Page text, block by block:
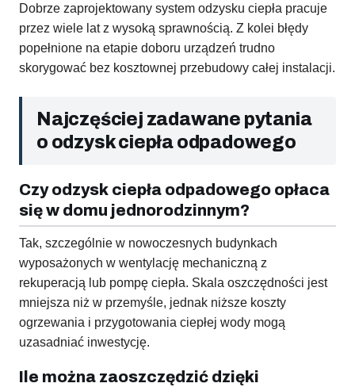
Dobrze zaprojektowany system odzysku ciepła pracuje
przez wiele lat z wysoką sprawnością. Z kolei błędy
popełnione na etapie doboru urządzeń trudno
skorygować bez kosztownej przebudowy całej instalacji.
Najczęściej zadawane pytania
o odzysk ciepła odpadowego
Czy odzysk ciepła odpadowego opłaca
się w domu jednorodzinnym?
Tak, szczególnie w nowoczesnych budynkach
wyposażonych w wentylację mechaniczną z
rekuperacją lub pompę ciepła. Skala oszczędności jest
mniejsza niż w przemyśle, jednak niższe koszty
ogrzewania i przygotowania ciepłej wody mogą
uzasadniać inwestycję.
Ile można zaoszczędzić dzięki